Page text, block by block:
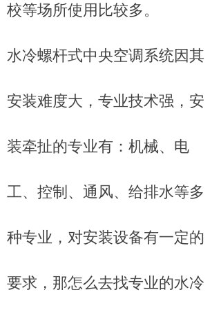
校等场所使用比较多。
水冷螺杆式中央空调系统因其
安装难度大，专业技术强，安
装牵扯的专业有：机械、电
工、控制、通风、给排水等多
种专业，对安装设备有一定的
要求，那怎么去找专业的水冷